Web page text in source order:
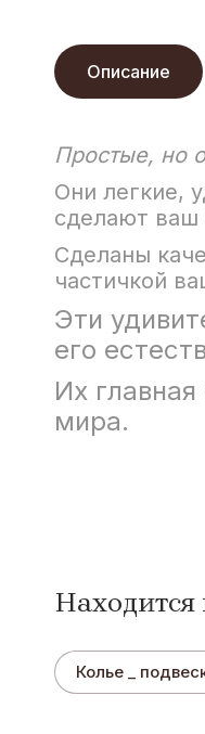
Описание
Простые, но
Они легкие,
сделают ваш
Сделаны
частичкой
Эти
его
Их
мира.
Находится
Колье _